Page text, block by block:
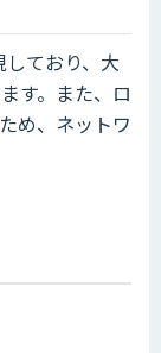
ており、大
す。また、ロ
め、ネットワ